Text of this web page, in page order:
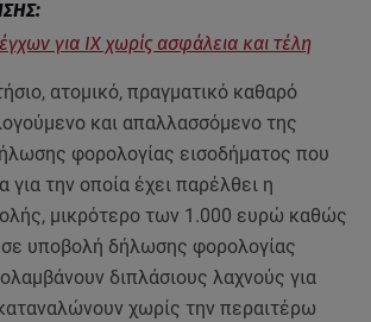
για ΙΧ χωρίς ασφάλεια και τέλη
ατομικό, πραγματικό καθαρό
και απαλλασσόμενο της
φορολογίας εισοδήματος που
για την οποία έχει παρέλθει η
μικρότερο των 1.000 ευρώ καθώς
σε υποβολή δήλωσης φορολογίας
διπλάσιους λαχνούς για
χωρίς την περαιτέρω